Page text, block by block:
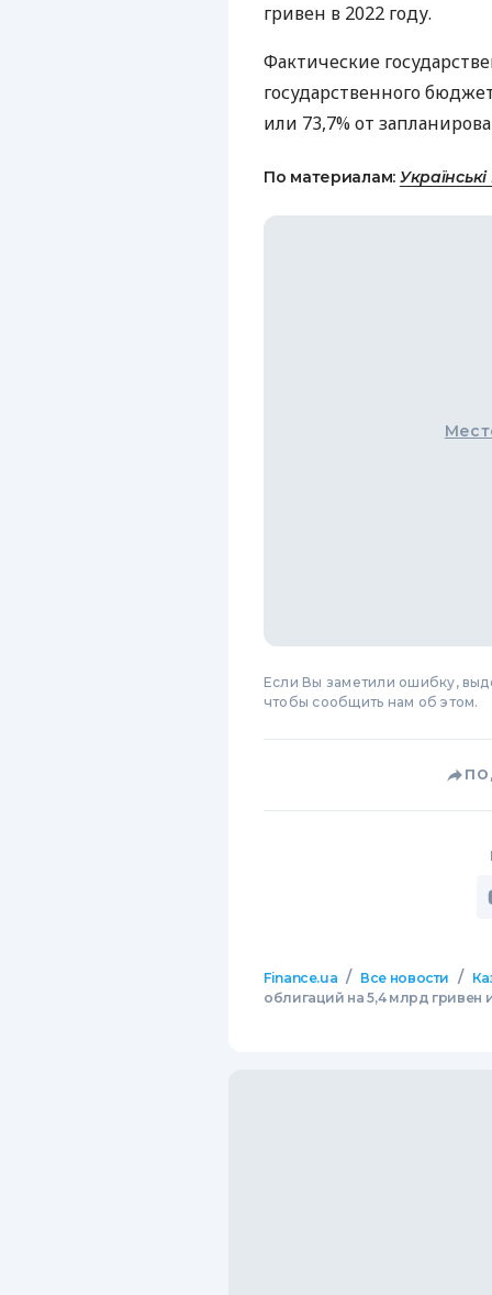
гривен в 2022 году.
Фактические
государственного
или 73,7% от
По материалам:
Если Вы заметили ошибку,
чтобы сообщить нам об этом.
Finance.ua / Все новости /
облигаций на 5,4 млрд гривен